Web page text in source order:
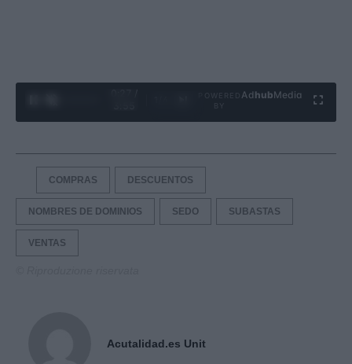
Ad hubMedia
COMPRAS DESCUENTOS
NOMBRES DE DOMINIOS SEDO SUBASTAS
VENTAS
Acutalidad.es Unit